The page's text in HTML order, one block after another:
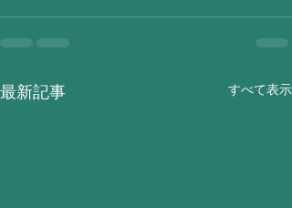
最新記事 すべて表示